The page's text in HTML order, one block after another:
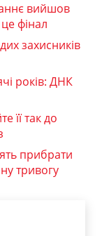
вийшов
фінал
захисників
років: ДНК
її так до
прибрати
тривогу